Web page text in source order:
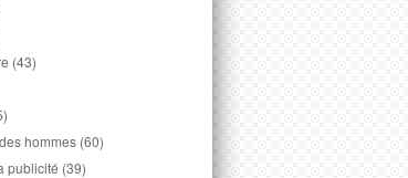
(43)
hommes (60)
publicité (39)